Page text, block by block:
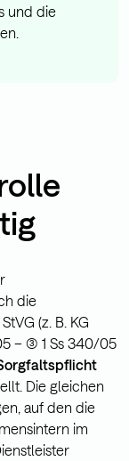
und die
die
(z. B. KG
– (3) 1 Ss 340/05
Die gleichen
auf den die
im